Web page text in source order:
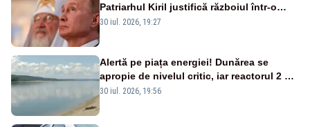
Patriarhul Kiril justifică războiul într-o
nouă carte
30 iul. 2026, 19:27
Alertă pe piața energiei! Dunărea se
apropie de nivelul critic, iar reactorul 2 de
la Cernavodă ar putea fi oprit
30 iul. 2026, 19:56